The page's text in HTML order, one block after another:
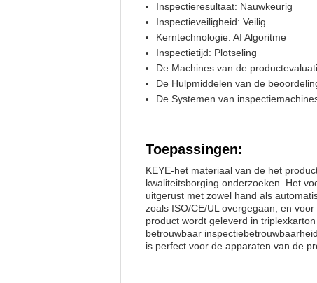
Inspectieresultaat: Nauwkeurig
Inspectieveiligheid: Veilig
Kerntechnologie: AI Algoritme
Inspectietijd: Plotseling
De Machines van de
De Hulpmiddelen van de
De Systemen van
Toepassingen:
KEYE-het materiaal van de het
kwaliteitsborging onderzoeken. Het
uitgerust met zowel hand als
zoals ISO/CE/UL overgegaan, en
product wordt geleverd in
betrouwbaar
is perfect voor de apparaten van de